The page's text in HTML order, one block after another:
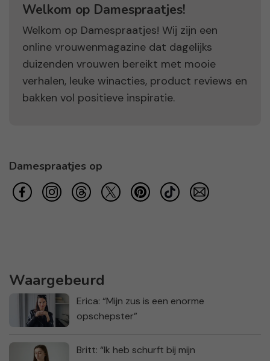
Welkom op Damespraatjes!
Welkom op Damespraatjes! Wij zijn een
online vrouwenmagazine dat dagelijks
duizenden vrouwen bereikt met mooie
verhalen, leuke winacties, product reviews en
bakken vol positieve inspiratie.
Damespraatjes op
Waargebeurd
Erica: “Mijn zus is een enorme
opschepster”
Britt: “Ik heb schurft bij mijn